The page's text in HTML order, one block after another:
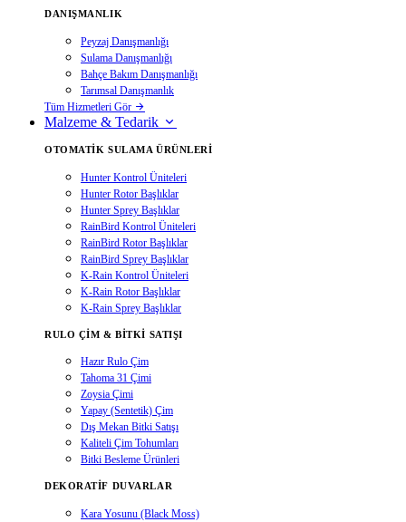
DANIŞMANLIK
Peyzaj Danışmanlığı
Sulama Danışmanlığı
Bahçe Bakım Danışmanlığı
Tarımsal Danışmanlık
Tüm Hizmetleri Gör
Malzeme & Tedarik
OTOMATIK SULAMA ÜRÜNLERI
Hunter Kontrol Üniteleri
Hunter Rotor Başlıklar
Hunter Sprey Başlıklar
RainBird Kontrol Üniteleri
RainBird Rotor Başlıklar
RainBird Sprey Başlıklar
K-Rain Kontrol Üniteleri
K-Rain Rotor Başlıklar
K-Rain Sprey Başlıklar
RULO ÇIM & BITKI SATIŞI
Hazır Rulo Çim
Tahoma 31 Çimi
Zoysia Çimi
Yapay (Sentetik) Çim
Dış Mekan Bitki Satışı
Kaliteli Çim Tohumları
Bitki Besleme Ürünleri
DEKORATIF DUVARLAR
Kara Yosunu (Black Moss)